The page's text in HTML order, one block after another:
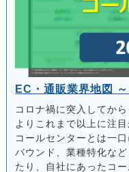
EC・通販業界地図
コロナ禍に突入してか
よりこれまで以上に注
コールセンターとは一
バウンド、業種特化な
たり、自社にあったコ